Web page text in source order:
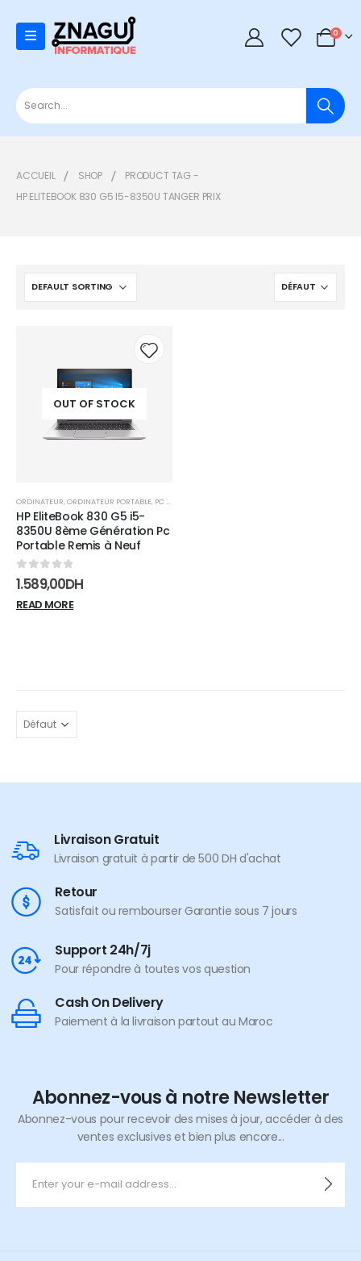
0 0
ACCUEIL SHOP
PRODUCT TAG -
HP ELITEBOOK 830 G5 I5-8350U TANGER PRIX
OUT OF STOCKwishlist
ORDINATEUR,ORDINATEUR PORTABLE, PC PORTABLE
HP EliteBook 830 G5 i5-
8350U 8ème Génération Pc
Portable Remis à Neuf
0 sur 5
1.589,00DH
READ MORE
Livraison Gratuit
Livraison gratuit à partir de 500 DH d'achat
Retour
Satisfait ou rembourser Garantie sous 7 jours
Support 24h/7j
Pour répondre à toutes vos question
Cash On Delivery
Paiement à la livraison partout au Maroc
Abonnez-vous à notre Newsletter
Abonnez-vous pour recevoir des mises à jour, accéder à des
ventes exclusives et bien plus encore...